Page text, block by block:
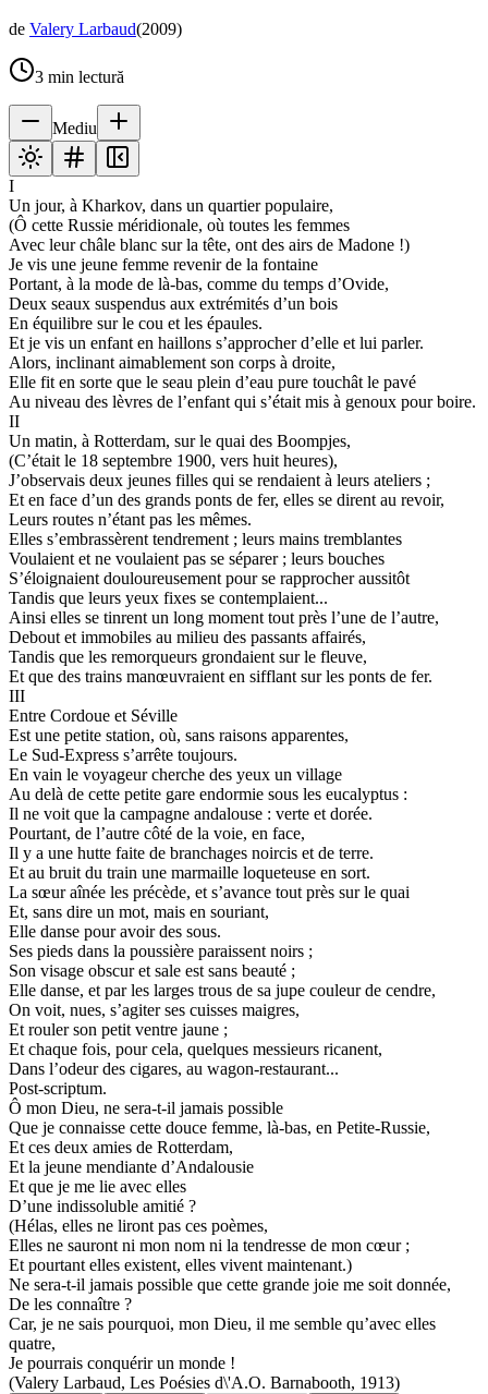
de Valery Larbaud(2009)
3 min lectură
Mediu
I
Un jour, à Kharkov, dans un quartier populaire,
(Ô cette Russie méridionale, où toutes les femmes
Avec leur châle blanc sur la tête, ont des airs de Madone !)
Je vis une jeune femme revenir de la fontaine
Portant, à la mode de là-bas, comme du temps d’Ovide,
Deux seaux suspendus aux extrémités d’un bois
En équilibre sur le cou et les épaules.
Et je vis un enfant en haillons s’approcher d’elle et lui parler.
Alors, inclinant aimablement son corps à droite,
Elle fit en sorte que le seau plein d’eau pure touchât le pavé
Au niveau des lèvres de l’enfant qui s’était mis à genoux pour boire.
II
Un matin, à Rotterdam, sur le quai des Boompjes,
(C’était le 18 septembre 1900, vers huit heures),
J’observais deux jeunes filles qui se rendaient à leurs ateliers ;
Et en face d’un des grands ponts de fer, elles se dirent au revoir,
Leurs routes n’étant pas les mêmes.
Elles s’embrassèrent tendrement ; leurs mains tremblantes
Voulaient et ne voulaient pas se séparer ; leurs bouches
S’éloignaient douloureusement pour se rapprocher aussitôt
Tandis que leurs yeux fixes se contemplaient...
Ainsi elles se tinrent un long moment tout près l’une de l’autre,
Debout et immobiles au milieu des passants affairés,
Tandis que les remorqueurs grondaient sur le fleuve,
Et que des trains manœuvraient en sifflant sur les ponts de fer.
III
Entre Cordoue et Séville
Est une petite station, où, sans raisons apparentes,
Le Sud-Express s’arrête toujours.
En vain le voyageur cherche des yeux un village
Au delà de cette petite gare endormie sous les eucalyptus :
Il ne voit que la campagne andalouse : verte et dorée.
Pourtant, de l’autre côté de la voie, en face,
Il y a une hutte faite de branchages noircis et de terre.
Et au bruit du train une marmaille loqueteuse en sort.
La sœur aînée les précède, et s’avance tout près sur le quai
Et, sans dire un mot, mais en souriant,
Elle danse pour avoir des sous.
Ses pieds dans la poussière paraissent noirs ;
Son visage obscur et sale est sans beauté ;
Elle danse, et par les larges trous de sa jupe couleur de cendre,
On voit, nues, s’agiter ses cuisses maigres,
Et rouler son petit ventre jaune ;
Et chaque fois, pour cela, quelques messieurs ricanent,
Dans l’odeur des cigares, au wagon-restaurant...
Post-scriptum.
Ô mon Dieu, ne sera-t-il jamais possible
Que je connaisse cette douce femme, là-bas, en Petite-Russie,
Et ces deux amies de Rotterdam,
Et la jeune mendiante d’Andalousie
Et que je me lie avec elles
D’une indissoluble amitié ?
(Hélas, elles ne liront pas ces poèmes,
Elles ne sauront ni mon nom ni la tendresse de mon cœur ;
Et pourtant elles existent, elles vivent maintenant.)
Ne sera-t-il jamais possible que cette grande joie me soit donnée,
De les connaître ?
Car, je ne sais pourquoi, mon Dieu, il me semble qu’avec elles
quatre,
Je pourrais conquérir un monde !
(Valery Larbaud, Les Poésies d\'A.O. Barnabooth, 1913)